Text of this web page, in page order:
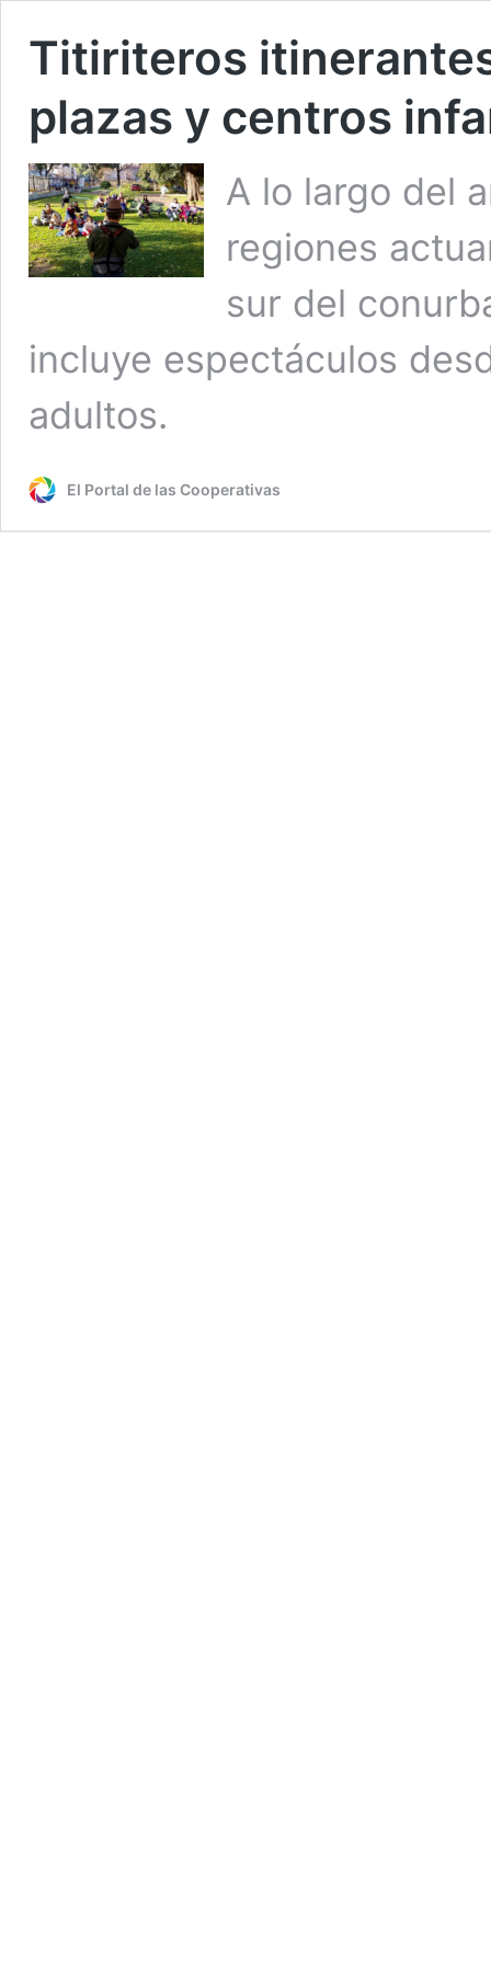
Titiriteros
plazas y centros
A lo largo del
regiones
sur del
incluye espectáculos
adultos.
El Portal de las Cooperativas